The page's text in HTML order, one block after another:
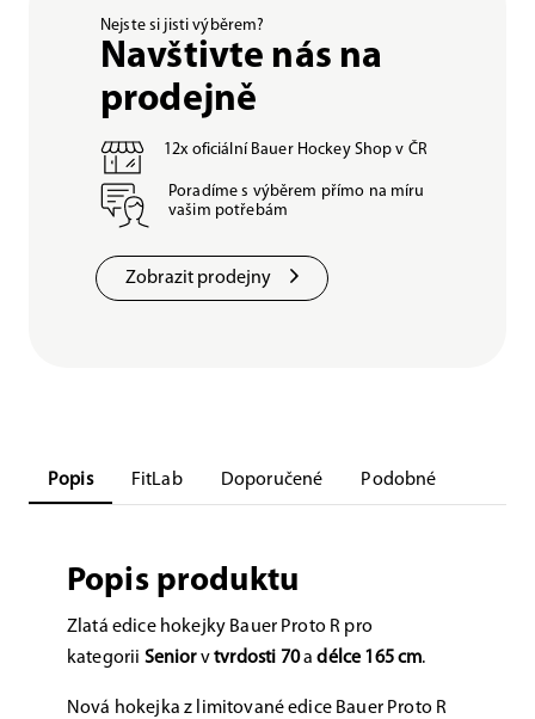
Nejste si jisti výběrem?
Navštivte nás na
prodejně
12x oficiální Bauer Hockey Shop v ČR
Poradíme s výběrem přímo na míru
vašim potřebám
Zobrazit prodejny
Popis FitLab Doporučené Podobné
Popis produktu
Zlatá edice hokejky Bauer Proto R pro
kategorii Senior vtvrdosti 70a délce 165 cm.
Nová hokejka z limitované edice Bauer Proto R